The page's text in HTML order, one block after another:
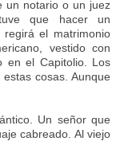
un notario o un juez
que hacer un
el matrimonio
vestido con
en el Capitolio. Los
cosas. Aunque
Un señor que
cabreado. Al viejo